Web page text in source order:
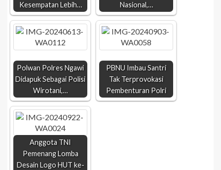
Kesempatan Lebih…
Nasional,…
Polwan Polres Ngawi
Didapuk Sebagai Polisi
Wirotani,…
PBNU Imbau Santri
Tak Terprovokasi
Pembenturan Polri
Anggota TNI
Pemenang Lomba
Desain Logo HUT ke-